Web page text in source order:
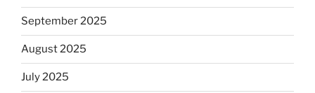
September 2025
August 2025
July 2025